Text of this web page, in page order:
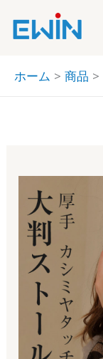
ホーム 商品